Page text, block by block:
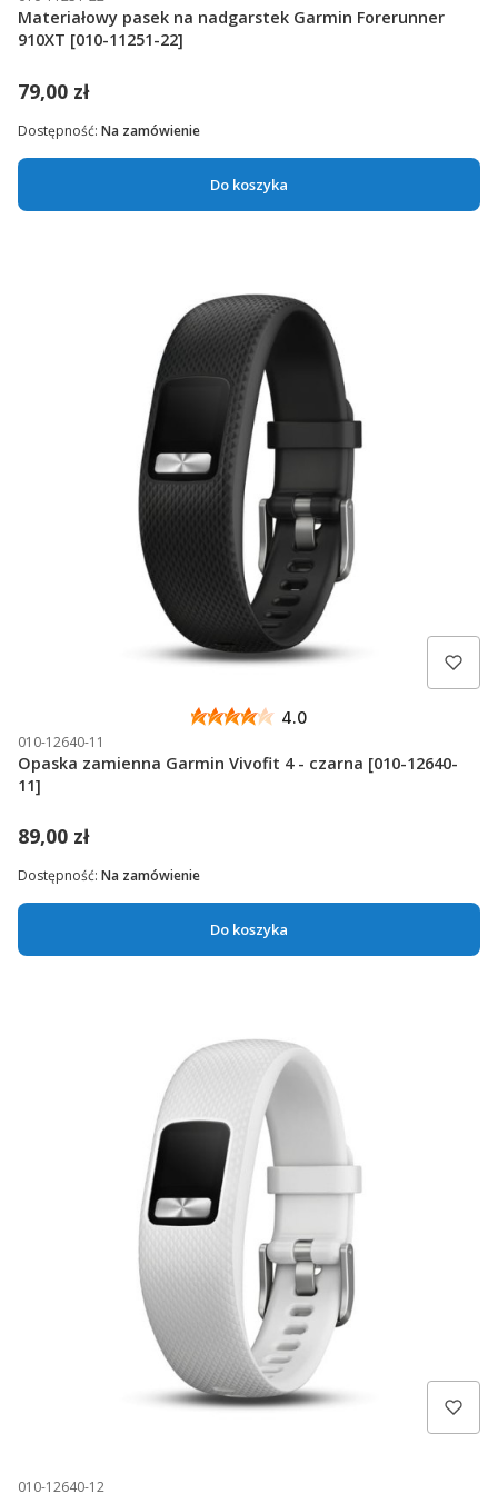
Materiałowy pasek na nadgarstek Garmin Forerunner
910XT [010-11251-22]
79,00 zł
Do koszyka
Dostępność: Na zamówienie
4.0
010-12640-11
Opaska zamienna Garmin Vivofit 4 - czarna [010-12640-
11]
89,00 zł
Do koszyka
Dostępność: Na zamówienie
010-12640-12